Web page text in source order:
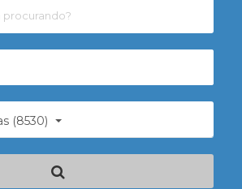
(8530)